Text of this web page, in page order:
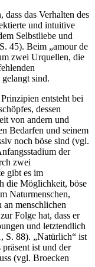
dass das Verhalten des
und intuitive
Selbstliebe und
45). Beim „amour de
zwei Urquellen, die
sind.
entsteht bei
dessen
von andern und
Bedarfen und seinem
noch böse sind (vgl.
der
zwei
gibt es im
die Möglichkeit, böse
Naturmenschen,
an menschlichen
Folge hat, dass er
und letztendlich
S. 88). „Natürlich“ ist
ist und der
(vgl. Broecken